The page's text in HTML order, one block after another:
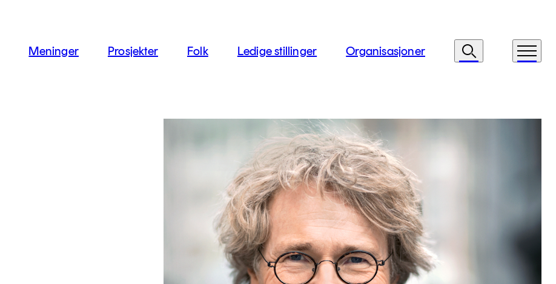
Meninger Prosjekter Folk Ledige stillinger Organisasjoner Søk Meny